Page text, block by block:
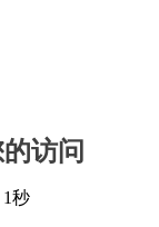
访问
秒